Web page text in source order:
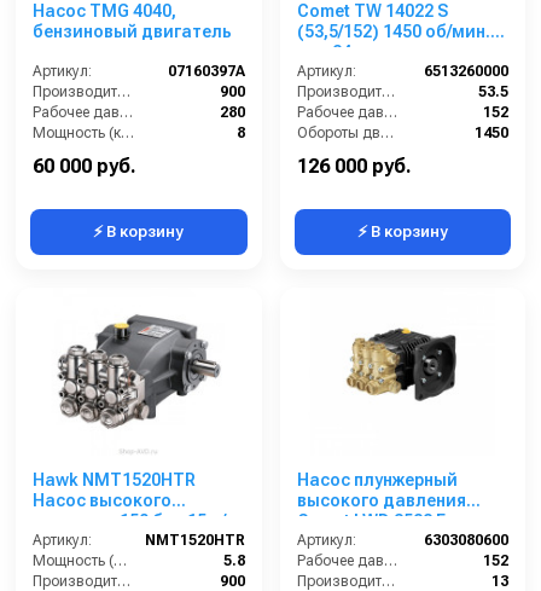
Насос TMG 4040,
бензиновый двигатель
Артикул:
07160397A
Производительность (л/ч):
900
Рабочее давление (бар):
280
Мощность (кВт):
8
60 000 руб.
⚡ В корзину
Comet TW 14022 S
(53,5/152) 1450 об/мин.
вал 24мм
Артикул:
6513260000
Производительность (л/мин):
53.5
Рабочее давление (бар):
152
Обороты двигателя (об/мин):
1450
126 000 руб.
⚡ В корзину
Hawk NMT1520HTR
Насос высокого
давления 150 бар 15 л/
мин
Артикул:
NMT1520HTR
Мощность (л/с):
5.8
Производительность (л/ч):
900
Насос плунжерный
высокого давления
Comet LWD 3522 E
(13/152) 3400 об/мин. ø
5/8” п.в.
Артикул:
6303080600
Рабочее давление (бар):
152
Производительность (л/мин):
13